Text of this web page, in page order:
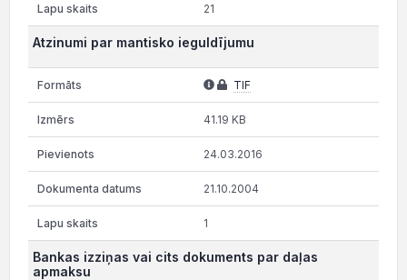
21
Atzinumi par mantisko ieguldījumu
TIF
41.19 KB
24.03.2016
21.10.2004
1
Bankas izziņas vai cits dokuments par daļas
apmaksu